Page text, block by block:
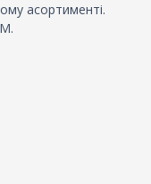
асортименті.